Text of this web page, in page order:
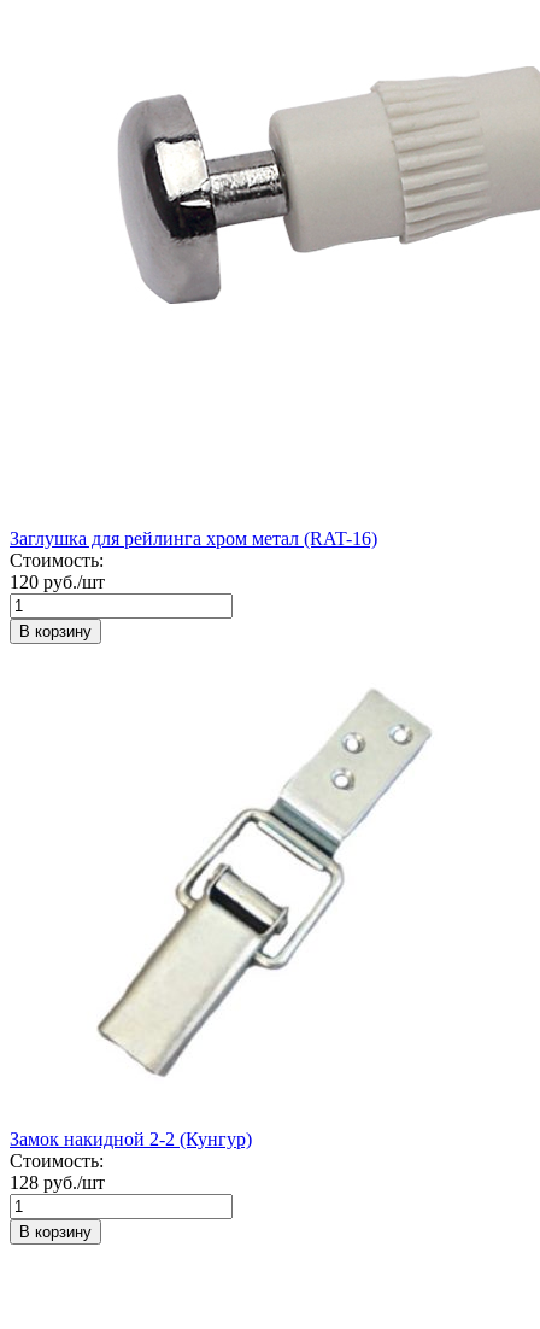
Заглушка для рейлинга хром метал (RAT-16)
Стоимость:
120 руб./шт
В корзину
Замок накидной 2-2 (Кунгур)
Стоимость:
128 руб./шт
В корзину